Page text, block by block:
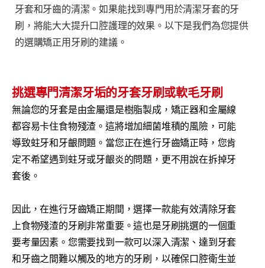
牙套和牙齒的清潔。如果能找到專門用於清潔牙套的牙
刷，將能大大提升口腔護理的效果。以下是我們為您提供
的選購矯正用牙刷的建議。
挑選專門清潔牙垢的牙套牙刷或軟毛牙刷
無論您的牙套是由金屬還是樹脂製成，矯正器和金屬線
都容易卡住食物殘渣。這將增加細菌堆積的風險，可能
導致蛀牙和牙齦問題。當您正在進行牙齒矯正時，您肯
定不希望遇到蛀牙或牙齦炎的問題，更不用說在拆掉牙
套後。
因此，在進行牙齒矯正期間，選擇一款能有效清除牙套
上食物殘渣的牙刷非常重要。這也是牙刷挑選的一個重
要考量因素。您需要找到一款可以深入清潔、達到牙套
和牙齒之間難以觸及的地方的牙刷，以確保口腔衛生並